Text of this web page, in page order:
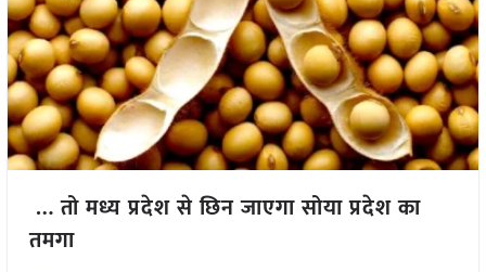
… तो मध्य प्रदेश से छिन जाएगा सोया प्रदेश का
तमगा